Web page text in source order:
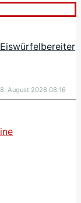
August 2026 08:16